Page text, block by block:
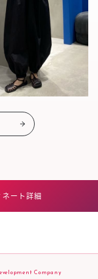
ネート詳細
Company